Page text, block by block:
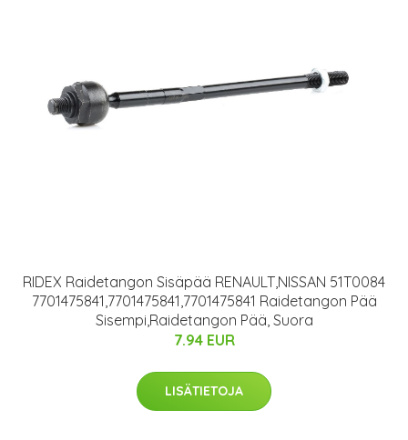
RIDEX Raidetangon Sisäpää RENAULT,NISSAN 51T0084
7701475841,7701475841,7701475841 Raidetangon Pää
Sisempi,Raidetangon Pää, Suora
7.94 EUR
LISÄTIETOJA